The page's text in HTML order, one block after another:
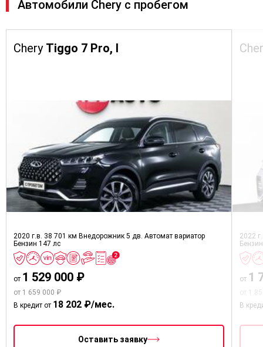
Автомобили Chery с пробегом
Chery Tiggo 7 Pro, I
2020 г.в. 38 701 км Внедорожник 5 дв. Автомат вариатор
Бензин 147 лс
от 1 529 000 ₽
от 1 659 000 ₽
В кредит от 18 202 ₽/мес.
Оставить заявку
2022
от 1
В